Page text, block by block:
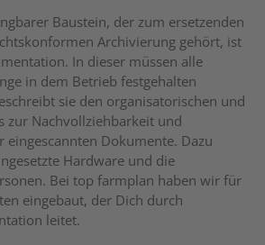
Baustein, der zum ersetzenden
Archivierung gehört, ist
In dieser müssen alle
in dem Betrieb festgehalten
sie den organisatorischen und
zur Nachvollziehbarkeit und
eingescannten Dokumente. Dazu
Hardware und die
Bei top farmplan haben wir für
eingebaut, der Dich durch
leitet.